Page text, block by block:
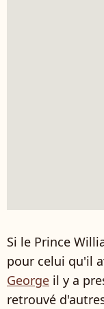
Si le Prince
pour celui qu'il
George il y a
retrouvé